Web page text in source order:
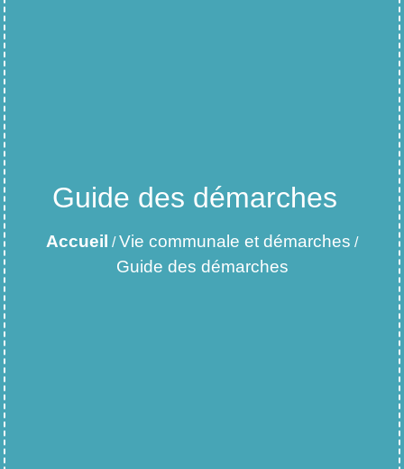
Guide des démarches
Accueil / Vie communale et démarches /
Guide des démarches